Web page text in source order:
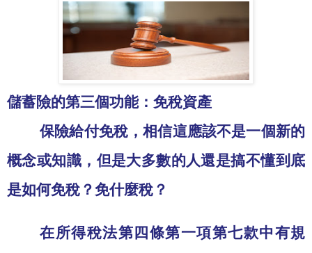
儲蓄險的第三個功能：免稅資產
保險給付免稅，相信這應該不是一個新的
概念或知識，但是大多數的人還是搞不懂到底
是如何免稅？免什麼稅？
在所得稅法第四條第一項第七款中有規